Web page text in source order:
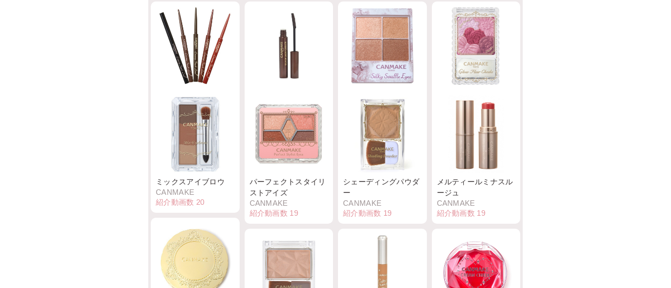
CANMAKE
紹介動画数83
ラー
CANMAKE
紹介動画数 71
CANMAKE
紹介動画数25
22
ミックスアイブロウ
CANMAKE
紹介動画数 20
パーフェクトスタイリ
ストアイズ
CANMAKE
紹介動画数 19
シェーディングパウダ
ー
CANMAKE
紹介動画数 19
メルティールミナスル
ージュ
CANMAKE
紹介動画数 19